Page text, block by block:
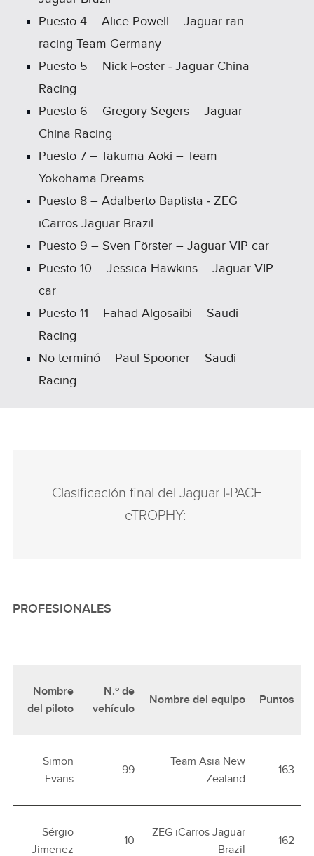
Puesto 4 – Alice Powell – Jaguar ran
racing Team Germany
Puesto 5 – Nick Foster ‑ Jaguar China
Racing
Puesto 6 – Gregory Segers – Jaguar
China Racing
Puesto 7 – Takuma Aoki – Team
Yokohama Dreams
Puesto 8 – Adalberto Baptista ‑ ZEG
iCarros Jaguar Brazil
Puesto 9 – Sven Förster – Jaguar VIP car
Puesto 10 – Jessica Hawkins – Jaguar VIP
car
Puesto 11 – Fahad Algosaibi – Saudi
Racing
No terminó – Paul Spooner – Saudi
Racing
Clasificación final del Jaguar I‑PACE
eTROPHY:
PROFESIONALES
Nombre
del piloto
N.º de
vehículo
Nombre del equipo Puntos
Simon
Evans
99
Team Asia New
Zealand
163
Sérgio
Jimenez
10
ZEG iCarros Jaguar
Brazil
162